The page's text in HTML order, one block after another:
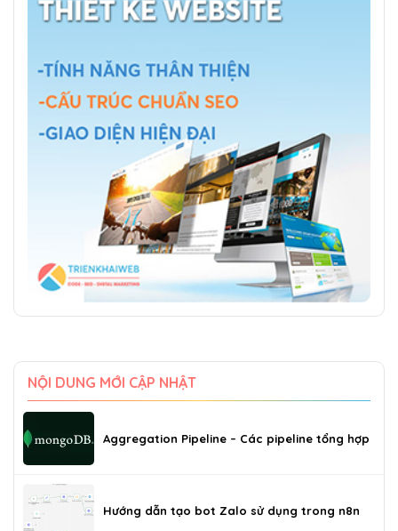
NỘI DUNG MỚI CẬP NHẬT
Aggregation Pipeline – Các pipeline tổng hợp
Hướng dẫn tạo bot Zalo sử dụng trong n8n